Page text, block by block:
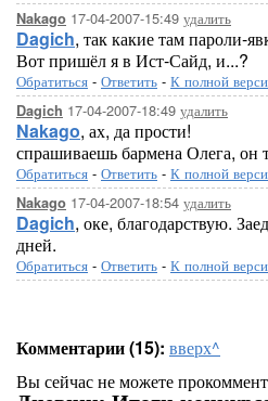
Nakago 17-04-2007-15:49 удалить
Dagich, так какие там пароли-
Вот пришёл я в Ист-Сайд, и...?
Обратиться - Ответить - К полной
Dagich 17-04-2007-18:49 удалить
Nakago, ах, да прости!
спрашиваешь бармена Олега, он
Обратиться - Ответить - К полной
Nakago 17-04-2007-18:54 удалить
Dagich, оке, благодарствую.
дней.
Обратиться - Ответить - К полной
Комментарии (15): вверх^
Вы сейчас не можете